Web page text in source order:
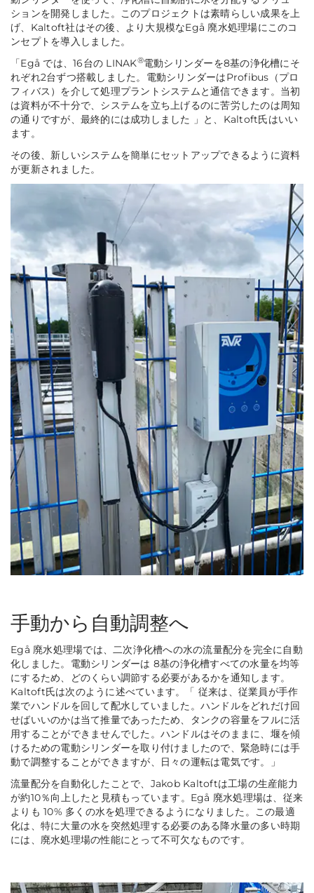
ションを開発しました。このプロジェクトは素晴らしい成果を上
げ、Kaltoft社はその後、より大規模なEgå 廃水処理場にこのコ
ンセプトを導入しました。
「Egå では、16台の LINAK®電動シリンダーを8基の浄化槽にそ
れぞれ2台ずつ搭載しました。電動シリンダーはProfibus（プロ
フィバス）を介して処理プラントシステムと通信できます。当初
は資料が不十分で、システムを立ち上げるのに苦労したのは周知
の通りですが、最終的には成功しました
」 と、Kaltoft氏はいい
ます。
その後、新しいシステムを簡単にセットアップできるように資料
が更新されました。
手動から自動調整へ
Egå 廃水処理場では、二次浄化槽への水の流量配分を完全に自動
化しました。電動シリンダーは 8基の浄化槽すべての水量を均等
にするため、どのくらい調節する必要があるかを通知します。
Kaltoft氏は次のように述べています。
「 従来は、従業員が手作
業でハンドルを回して配水していました。ハンドルをどれだけ回
せばいいのかは当て推量であったため、タンクの容量をフルに活
用することができませんでした。ハンドルはそのままに、堰を傾
けるための電動シリンダーを取り付けましたので、緊急時には手
動で調整することができますが、日々の運転は電気です。
」
流量配分を自動化したことで、Jakob Kaltoftは工場の生産能力
が約10％向上したと見積もっています。Egå 廃水処理場は、従来
よりも 10% 多くの水を処理できるようになりました。この最適
化は、特に大量の水を突然処理する必要のある降水量の多い時期
には、廃水処理場の性能にとって不可欠なものです。